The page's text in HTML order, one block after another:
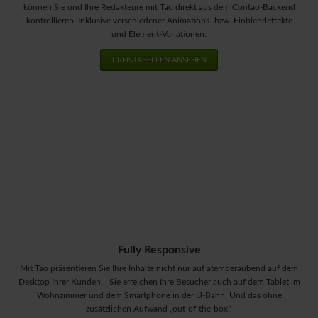
können Sie und Ihre Redakteure mit Tao direkt aus dem Contao-Backend
kontrollieren. Inklusive verschiedener Animations- bzw. Einblendeffekte
und Element-Variationen.
PREISTABELLEN ANSEHEN
Fully Responsive
Mit Tao präsentieren Sie Ihre Inhalte nicht nur auf atemberaubend auf dem
Desktop Ihrer Kunden... Sie erreichen Ihre Besucher auch auf dem Tablet im
Wohnzimmer und dem Smartphone in der U-Bahn. Und das ohne
zusätzlichen Aufwand „out-of-the-box“.